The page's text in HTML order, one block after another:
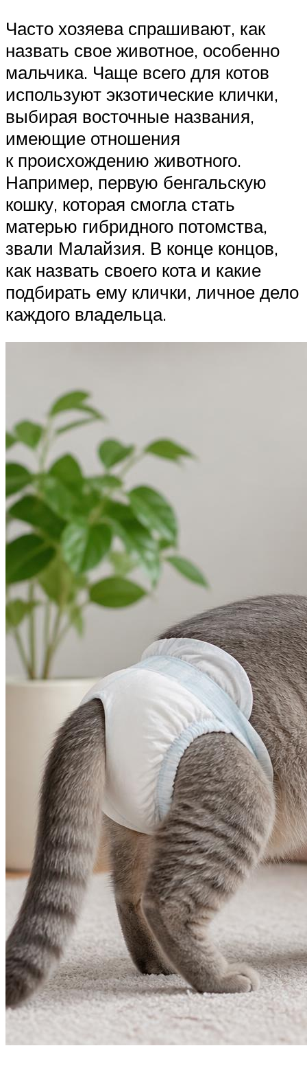
Часто хозяева спрашивают, как
назвать свое животное, особенно
мальчика. Чаще всего для котов
используют экзотические клички,
выбирая восточные названия,
имеющие отношения
к происхождению животного.
Например, первую бенгальскую
кошку, которая смогла стать
матерью гибридного потомства,
звали Малайзия. В конце концов,
как назвать своего кота и какие
подбирать ему клички, личное дело
каждого владельца.